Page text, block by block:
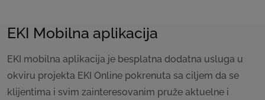
EKI Mobilna aplikacija
EKI mobilna aplikacija je besplatna dodatna usluga u
okviru projekta EKI Online pokrenuta sa ciljem da se
klijentima i svim zainteresovanim pruže aktuelne i